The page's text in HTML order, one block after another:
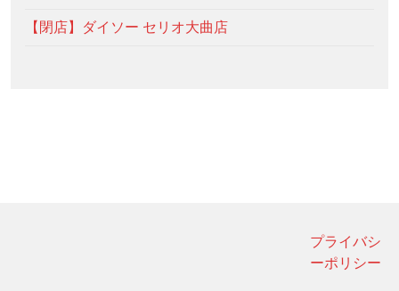
【閉店】ダイソー セリオ大曲店
プライバシ
ーポリシー